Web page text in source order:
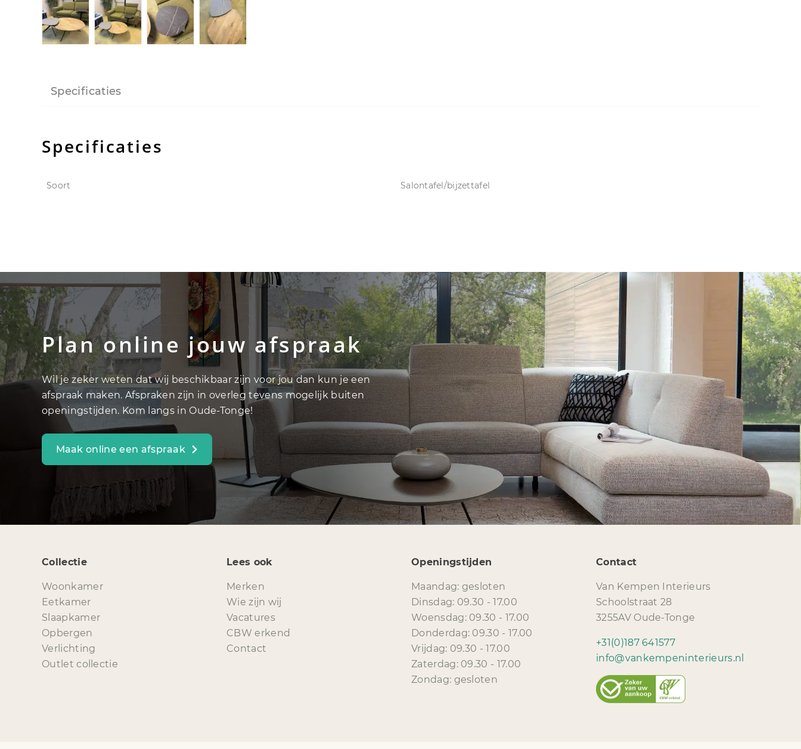
Specificaties
Specificaties
Soort Salontafel/bijzettafel
Plan online jouw afspraak
Wil je zeker weten dat wij beschikbaar zijn voor jou dan kun je een
afspraak maken. Afspraken zijn in overleg tevens mogelijk buiten
openingstijden. Kom langs in Oude-Tonge!
Maak online een afspraak
Collectie
Woonkamer
Eetkamer
Slaapkamer
Opbergen
Verlichting
Outlet collectie
Lees ook
Merken
Wie zijn wij
Vacatures
CBW erkend
Contact
Openingstijden
Maandag: gesloten
Dinsdag: 09.30 - 17.00
Woensdag: 09.30 - 17.00
Donderdag: 09.30 - 17.00
Vrijdag: 09.30 - 17.00
Zaterdag: 09.30 - 17.00
Zondag: gesloten
Contact
Van Kempen Interieurs
Schoolstraat 28
3255AV Oude-Tonge
+31(0)187 641577
info@vankempeninterieurs.nl